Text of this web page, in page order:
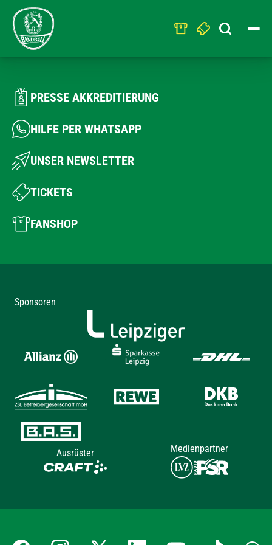
Search
for:
PRESSE AKKREDITIERUNG
HILFE PER WHATSAPP
UNSER NEWSLETTER
TICKETS
FANSHOP
Sponsoren
Ausrüster Medienpartner